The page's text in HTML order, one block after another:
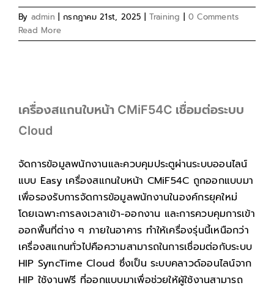
By admin | กรกฎาคม 21st, 2025 | Training | 0 Comments
Read More
เครื่องสแกนใบหน้า CMiF54C เชื่อมต่อระบบ
Cloud
จัดการข้อมูลพนักงานและควบคุมประตูผ่านระบบออนไลน์
แบบ Easy เครื่องสแกนใบหน้า CMiF54C ถูกออกแบบมา
เพื่อรองรับการจัดการข้อมูลพนักงานในองค์กรยุคใหม่
โดยเฉพาะการลงเวลาเข้า-ออกงาน และการควบคุมการเข้า
ออกพื้นที่ต่าง ๆ ภายในอาคาร ทำให้เครื่องรุ่นนี้เหนือกว่า
เครื่องสแกนทั่วไปคือความสามารถในการเชื่อมต่อกับระบบ
HIP SyncTime Cloud ซึ่งเป็น ระบบคลาวด์ออนไลน์จาก
HIP ใช้งานฟรี ที่ออกแบบมาเพื่อช่วยให้ผู้ใช้งานสามารถ